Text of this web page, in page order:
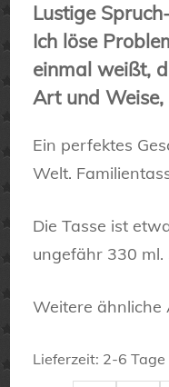
Lustige
Ich löse
einmal weißt,
Art und Weise,
Ein perfektes
Welt.
Die Tasse ist
ungefähr 330 ml.
Weitere ähnliche
Lieferzeit: 2-6 Tage